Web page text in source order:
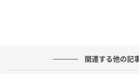
お中元ラインは、看板商品のか
関連する他の記